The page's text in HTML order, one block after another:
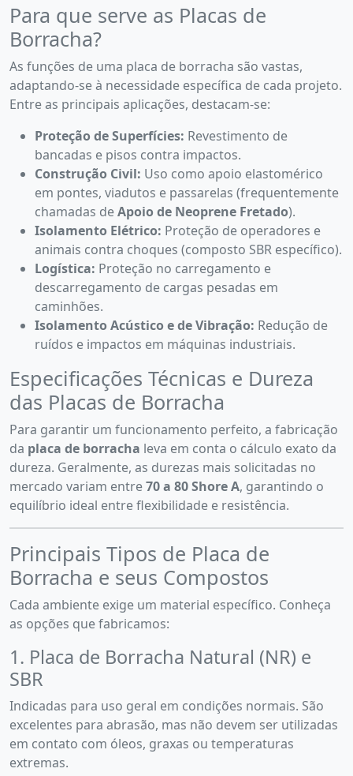
Para que serve as Placas de
Borracha?
As funções de uma placa de borracha são vastas,
adaptando-se à necessidade específica de cada projeto.
Entre as principais aplicações, destacam-se:
Proteção de Superfícies: Revestimento de
bancadas e pisos contra impactos.
Construção Civil: Uso como apoio elastomérico
em pontes, viadutos e passarelas (frequentemente
chamadas deApoio de Neoprene Fretado).
Isolamento Elétrico: Proteção de operadores e
animais contra choques (composto SBR específico).
Logística: Proteção no carregamento e
descarregamento de cargas pesadas em
caminhões.
Isolamento Acústico e de Vibração: Redução de
ruídos e impactos em máquinas industriais.
Especificações Técnicas e Dureza
das Placas de Borracha
Para garantir um funcionamento perfeito, a fabricação
da placa de borracha leva em conta o cálculo exato da
dureza. Geralmente, as durezas mais solicitadas no
mercado variam entre70 a 80 Shore A, garantindo o
equilíbrio ideal entre flexibilidade e resistência.
Principais Tipos de Placa de
Borracha e seus Compostos
Cada ambiente exige um material específico. Conheça
as opções que fabricamos:
1. Placa de Borracha Natural (NR) e
SBR
Indicadas para uso geral em condições normais. São
excelentes para abrasão, mas não devem ser utilizadas
em contato com óleos, graxas ou temperaturas
extremas.